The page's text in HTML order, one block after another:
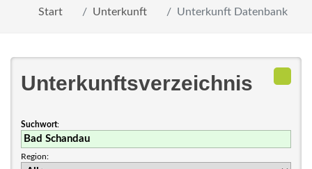
Start Unterkunft Unterkunft Datenbank
Unterkunftsverzeichnis
Suchwort:
Region: